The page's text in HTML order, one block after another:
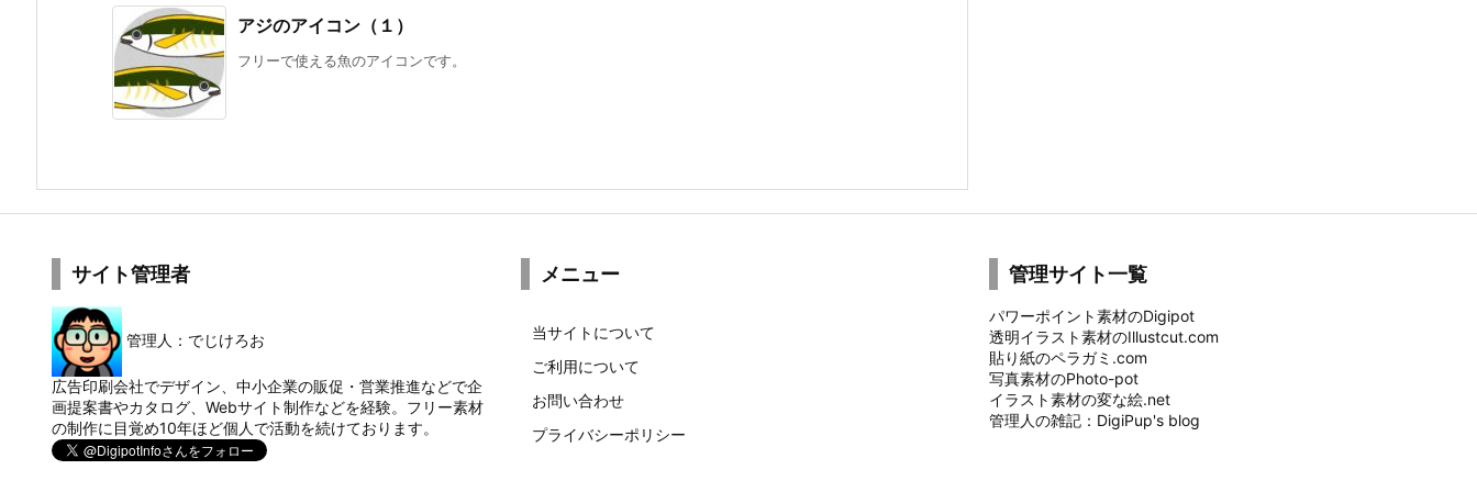
アジのアイコン（１）
フリーで使える魚のアイコンです。
サイト管理者
管理人：でじけろお
広告印刷会社でデザイン、中小企業の販促・営業推進などで企
画提案書やカタログ、Webサイト制作などを経験。フリー素材
の制作に目覚め10年ほど個人で活動を続けております。
メニュー
当サイトについて
ご利用について
お問い合わせ
プライバシーポリシー
管理サイト一覧
パワーポイント素材のDigipot
透明イラスト素材のIllustcut.com
貼り紙のペラガミ.com
写真素材のPhoto-pot
イラスト素材の変な絵.net
管理人の雑記：DigiPup's blog